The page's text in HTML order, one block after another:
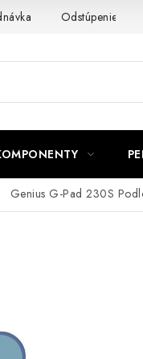
Odstúpenie od
Genius G-Pad 230S